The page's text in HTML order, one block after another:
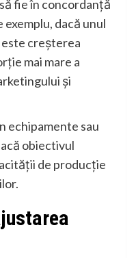
fie în concordanță
dacă unul
creșterea
mai mare a
și
echipamente sau
obiectivul
de producție